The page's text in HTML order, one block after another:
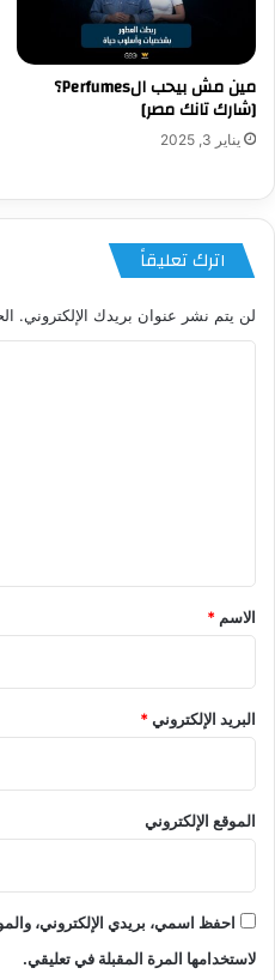
مين مش بيحب الPerfumes؟
[شارك تانك مصر]
يناير 3, 2025
اترك تعليقاً
لن يتم نشر عنوان بريدك الإلكتروني.
*
الاسم *
البريد الإلكتروني*
الموقع الإلكتروني
احفظ اسمي، بريدي الإلكتروني،
لاستخدامها المرة المقبلة في تعليقي.